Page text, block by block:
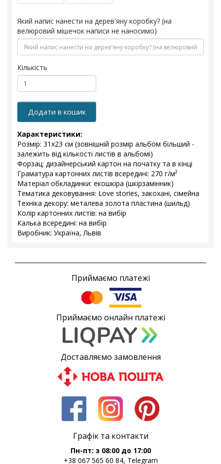
Який напис нанести на дерев'яну коробку? (на
велюровий мішечок написи не наносимо)
Кількість
Додати в кошик
Характеристики:
Розмір: 31х23 см (зовнішній розмір альбом більший -
залежить від кількості листів в альбомі)
Форзац: дизайнерський картон на початку та в кінці
Граматура картонних листів всередині: 270 г/м²
Матеріал обкладинки: екошкіра (шкірзамінник)
Тематика дековування: Love stories, закохані, сімейна
Техніка декору: металева золота пластина (шильд)
Колір картонних листів: на вибір
Калька всередині: на вибір
Виробник: Україна, Львів
Приймаємо платежі
Приймаємо онлайн платежі
Доставляємо замовлення
Графік та контакти
Пн-пт: з 08:00 до 17:00
+38 067 565 60 84, Telegram